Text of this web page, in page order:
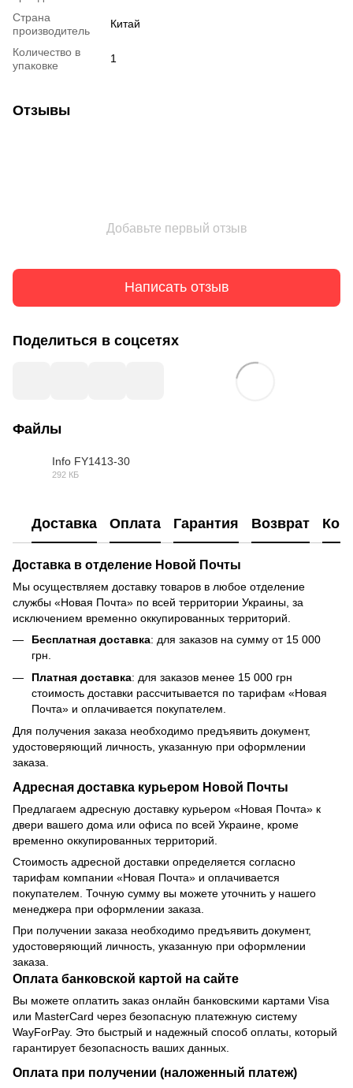
Страна
производитель
Китай
Количество в
упаковке
1
Отзывы
Добавьте первый отзыв
Написать отзыв
Поделиться в соцсетях
Файлы
Info FY1413-30
292 КБ
Доставка Оплата Гарантия Возврат
Доставка в отделение Новой Почты
Мы осуществляем доставку товаров в любое отделение
службы «Новая Почта» по всей территории Украины, за
исключением временно оккупированных территорий.
Бесплатная доставка: для заказов на сумму от 15 000
грн.
Платная доставка: для заказов менее 15 000 грн
стоимость доставки рассчитывается по тарифам «Новая
Почта» и оплачивается покупателем.
Для получения заказа необходимо предъявить документ,
удостоверяющий личность, указанную при оформлении
заказа.
Адресная доставка курьером Новой Почты
Предлагаем адресную доставку курьером «Новая Почта» к
двери вашего дома или офиса по всей Украине, кроме
временно оккупированных территорий.
Стоимость адресной доставки определяется согласно
тарифам компании «Новая Почта» и оплачивается
покупателем. Точную сумму вы можете уточнить у нашего
менеджера при оформлении заказа.
При получении заказа необходимо предъявить документ,
удостоверяющий личность, указанную при оформлении
заказа.
Оплата банковской картой на сайте
Вы можете оплатить заказ онлайн банковскими картами Visa
или MasterCard через безопасную платежную систему
WayForPay. Это быстрый и надежный способ оплаты, который
гарантирует безопасность ваших данных.
Оплата при получении (наложенный платеж)